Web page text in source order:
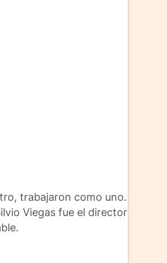
trabajaron como uno.
Viegas fue el director